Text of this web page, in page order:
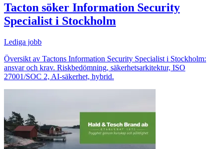
Tacton söker Information Security
Specialist i Stockholm
Lediga jobb
Översikt av Tactons Information Security Specialist i Stockholm:
ansvar och krav. Riskbedömning, säkerhetsarkitektur, ISO
27001/SOC 2, AI‑säkerhet, hybrid.